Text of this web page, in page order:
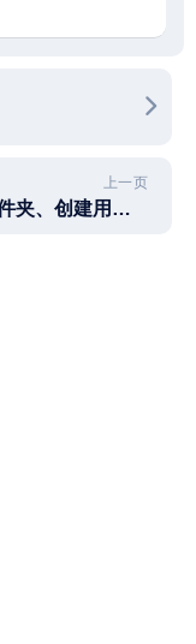
上一页
群晖synology NAS建立共享文件夹、创建用户帐号及分配权限